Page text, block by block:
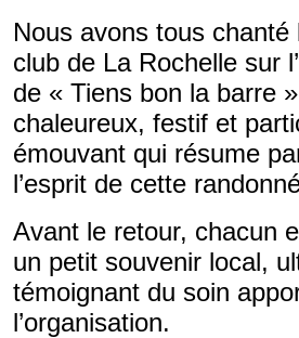
Nous avons tous chanté
club de La Rochelle sur
de « Tiens bon la barre
chaleureux, festif et
émouvant qui résume
l’esprit de cette
Avant le retour, chacun
un petit souvenir local,
témoignant du soin
l’organisation.